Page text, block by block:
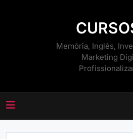
Memória, Inglês,
Marketing